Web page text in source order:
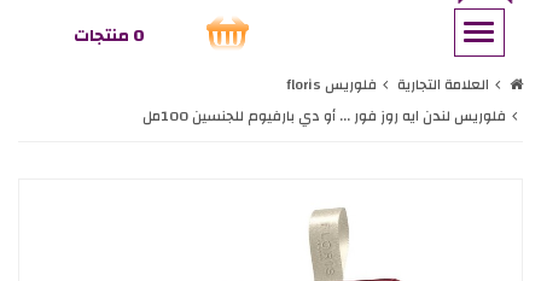
0 منتجات
العلامة التجارية
فلوريس floris
فلوريس لندن ايه روز فور ... أو دي بارفيوم للجنسين 100مل